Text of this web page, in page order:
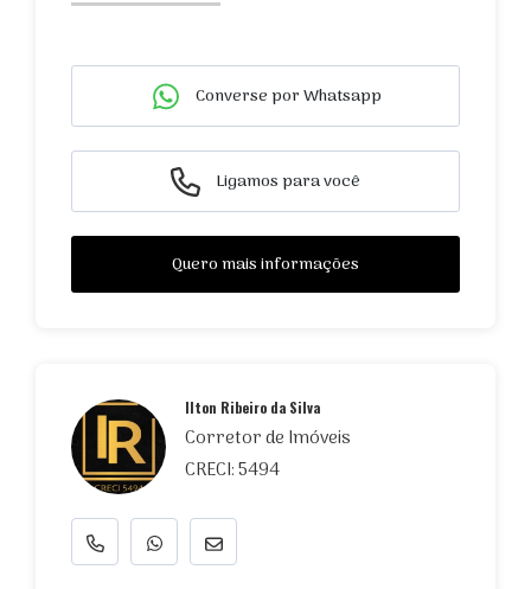
Converse por Whatsapp
Ligamos para você
Quero mais informações
Ilton Ribeiro da Silva
Corretor de Imóveis
CRECI: 5494